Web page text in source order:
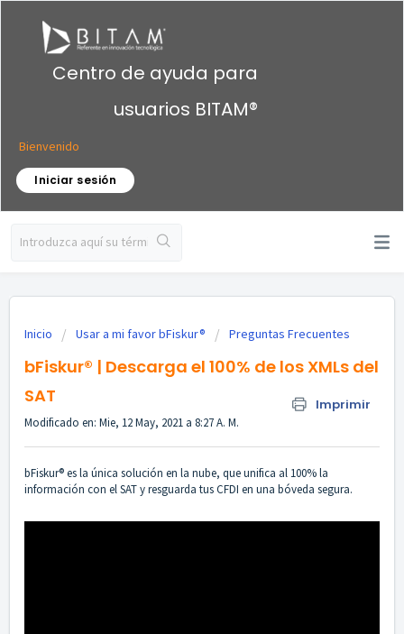
Centro de ayuda para
usuarios BITAM®
Bienvenido
Iniciar sesión
Inicio Usar a mi favor bFiskur®︎ Preguntas Frecuentes
bFiskur®️ | Descarga el 100% de los XMLs del
SAT
Imprimir
Modificado en: Mie, 12 May, 2021 a 8:27 A. M.
bFiskur®️ es la única solución en la nube, que unifica al 100% la
información con el SAT y resguarda tus CFDI en una bóveda segura.